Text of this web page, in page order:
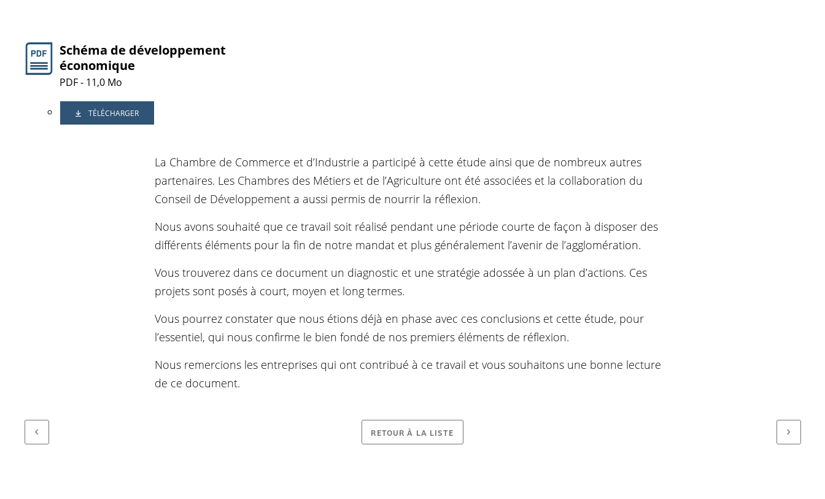
Schéma de développement
économique
PDF - 11,0 Mo
TÉLÉCHARGER
La Chambre de Commerce et d’Industrie a participé à cette étude ainsi que de nombreux autres
partenaires. Les Chambres des Métiers et de l’Agriculture ont été associées et la collaboration du
Conseil de Développement a aussi permis de nourrir la réflexion.
Nous avons souhaité que ce travail soit réalisé pendant une période courte de façon à disposer des
différents éléments pour la fin de notre mandat et plus généralement l’avenir de l’agglomération.
Vous trouverez dans ce document un diagnostic et une stratégie adossée à un plan d’actions. Ces
projets sont posés à court, moyen et long termes.
Vous pourrez constater que nous étions déjà en phase avec ces conclusions et cette étude, pour
l’essentiel, qui nous confirme le bien fondé de nos premiers éléments de réflexion.
Nous remercions les entreprises qui ont contribué à ce travail et vous souhaitons une bonne lecture
de ce document.
RETOUR À LA LISTE